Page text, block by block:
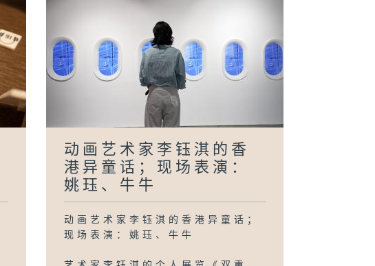
动画艺术家李钰淇的香
港异童话；现场表演：
姚珏、牛牛
动画艺术家李钰淇的香港异童话；
现场表演：姚珏、牛牛